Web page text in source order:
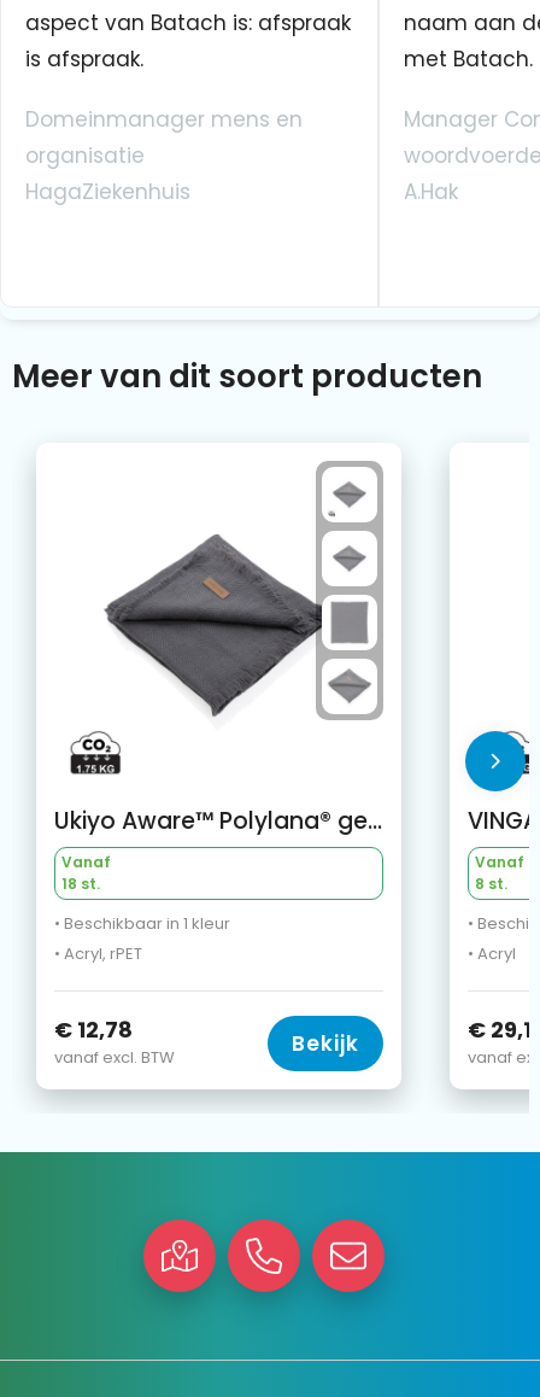
aspect van Batach is: afspraak
is afspraak.
Domeinmanager mens en
organisatie
HagaZiekenhuis
naam aan
met Batach.
Manager
A.Hak
Meer van dit soort producten
Ukiyo Aware™ Polylana® geweven deken 130x150cm
Vanaf
18 st.
• Beschikbaar in 1 kleur
• Acryl, rPET
€ 12,78
vanaf excl. BTW Bekijk
Vanaf
8 st.
•
• Acryl
€
vanaf